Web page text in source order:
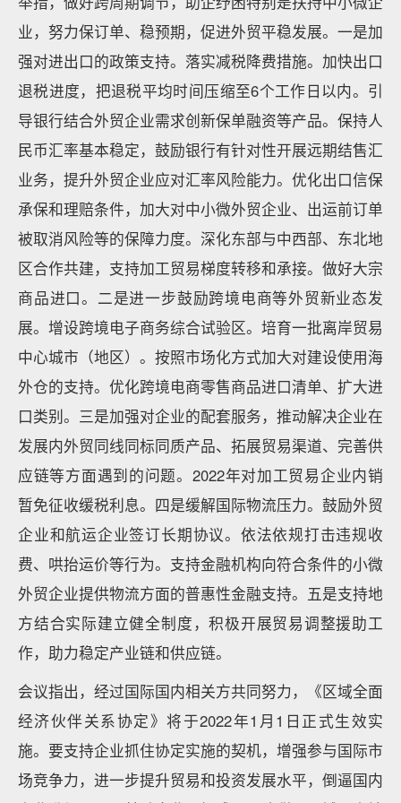
业，努力保订单、稳预期，促进外贸平稳发展。一是加
强对进出口的政策支持。落实减税降费措施。加快出口
退税进度，把退税平均时间压缩至6个工作日以内。引
导银行结合外贸企业需求创新保单融资等产品。保持人
民币汇率基本稳定，鼓励银行有针对性开展远期结售汇
业务，提升外贸企业应对汇率风险能力。优化出口信保
承保和理赔条件，加大对中小微外贸企业、出运前订单
被取消风险等的保障力度。深化东部与中西部、东北地
区合作共建，支持加工贸易梯度转移和承接。做好大宗
商品进口。二是进一步鼓励跨境电商等外贸新业态发
展。增设跨境电子商务综合试验区。培育一批离岸贸易
中心城市（地区）。按照市场化方式加大对建设使用海
外仓的支持。优化跨境电商零售商品进口清单、扩大进
口类别。三是加强对企业的配套服务，推动解决企业在
发展内外贸同线同标同质产品、拓展贸易渠道、完善供
应链等方面遇到的问题。2022年对加工贸易企业内销
暂免征收缓税利息。四是缓解国际物流压力。鼓励外贸
企业和航运企业签订长期协议。依法依规打击违规收
费、哄抬运价等行为。支持金融机构向符合条件的小微
外贸企业提供物流方面的普惠性金融支持。五是支持地
方结合实际建立健全制度，积极开展贸易调整援助工
作，助力稳定产业链和供应链。
会议指出，经过国际国内相关方共同努力，《区域全面
经济伙伴关系协定》将于2022年1月1日正式生效实
施。要支持企业抓住协定实施的契机，增强参与国际市
场竞争力，进一步提升贸易和投资发展水平，倒逼国内